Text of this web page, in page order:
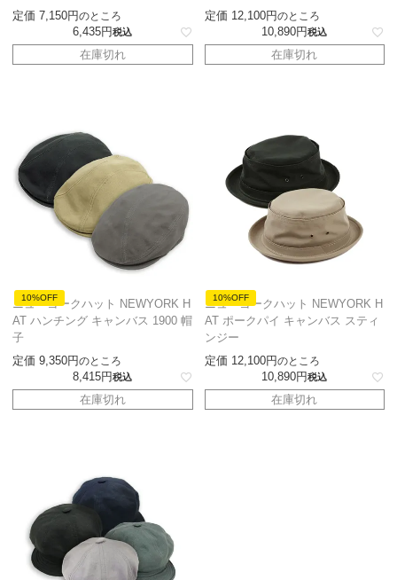
定価 7,150 のところ
6,435 税込
在庫切れ
定価 12,100 のところ
10,890 税込
在庫切れ
10%OFF
ニューヨークハット NEWYORK H
AT ハンチング キャンバス 1900 帽
子
定価 9,350 のところ
8,415 税込
在庫切れ
10%OFF
ニューヨークハット NEWYORK H
AT ポークパイ キャンバス スティ
ンジー
定価 12,100 のところ
10,890 税込
在庫切れ